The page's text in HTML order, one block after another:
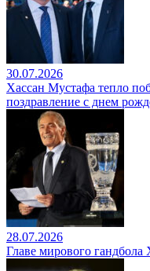
30.07.2026
Хассан Мустафа тепло
поздравление с днем
28.07.2026
Главе мирового